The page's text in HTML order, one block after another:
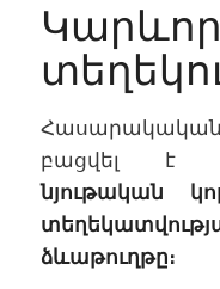
Կարևոր
բացվել է
նյութական
ձևաթուղթը։